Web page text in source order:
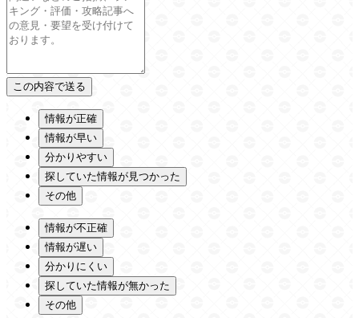
情報が正確
情報が早い
分かりやすい
探していた情報が見つかった
その他
情報が不正確
情報が遅い
分かりにくい
探していた情報が無かった
その他